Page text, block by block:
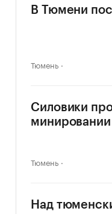
В Тюмени
Тюмень
Силовики
минировании
Тюмень
Над